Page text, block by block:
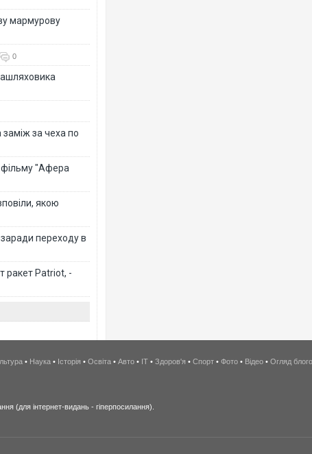
мармурову
0
заміж за чеха по
фільму "Афера
якою
переходу в
ракет Patriot, -
• Наука • Історія • Освіта • Авто • IT • Здоров'я • Спорт • Фото • Відео • Огляд
(для інтернет-видань - гіперпосилання).